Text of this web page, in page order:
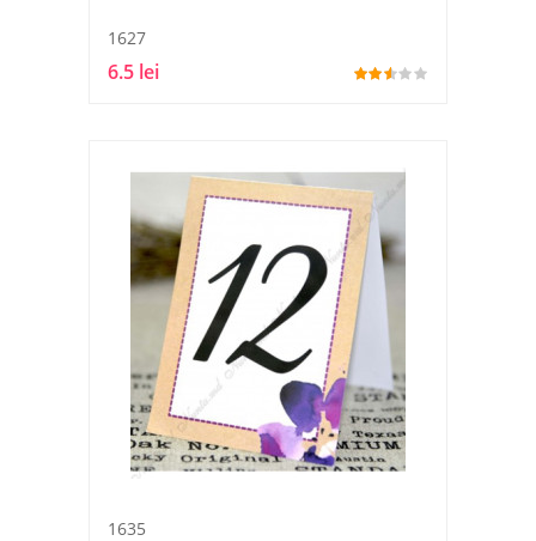
1627
6.5 lei
1635